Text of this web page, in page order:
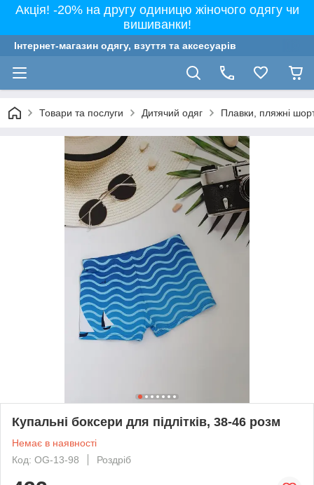
Акція! -20% на другу одиницю жіночого одягу чи
вишиванки!
Інтернет-магазин одягу, взуття та аксесуарів
Товари та послуги Дитячий одяг Плавки, пляжні
Купальні боксери для підлітків, 38-46 розм
Немає в наявності
Код: OG-13-98
Роздріб